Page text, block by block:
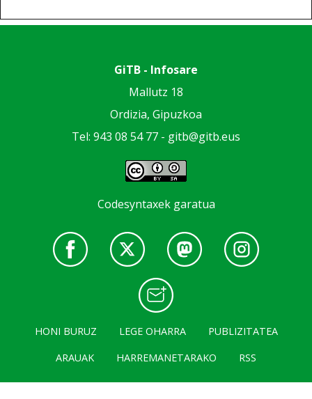
GiTB - Infosare
Mallutz 18
Ordizia, Gipuzkoa
Tel: 943 08 54 77 - gitb@gitb.eus
Codesyntaxek garatua
HONI BURUZ LEGE OHARRA
PUBLIZITATEA
ARAUAK
HARREMANETARAKO RSS